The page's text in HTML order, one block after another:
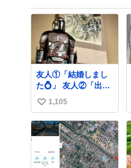
友人①「結婚しまし
た💍」 友人②「出産
しました👼🏻」 友人
③「マイホーム建て
ました🏡」 私「ｺｽﾄｺ
のﾃﾞｨﾝ・ｼﾞｬﾘﾝさん
を床の間に飾ってみ
ました」
い
い
ね
1,105